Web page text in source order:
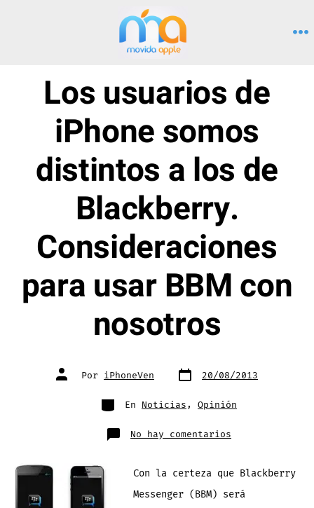
Los usuarios de
iPhone somos
distintos a los de
Blackberry.
Consideraciones
para usar BBM con
nosotros
Autor
de Por iPhoneVen Fecha
de 20/08/2013
Categorías
En Noticias , Opinión
No hay comentarios
Los
iPhone
somos
a
los
Con la certeza que Blackberry
Messenger (BBM) será